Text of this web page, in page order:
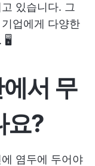
있습니다. 그
업에게 다양한
🖥️
서 무
요?
염두에 두어야